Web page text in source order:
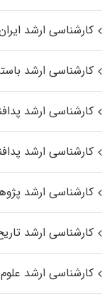
کارشناسی ارشد
کارشناسی ارشد
کارشناسی ارشد
کارشناسی ارشد
کارشناسی ارشد
کارشناسی ارشد
کارشناسی ارشد